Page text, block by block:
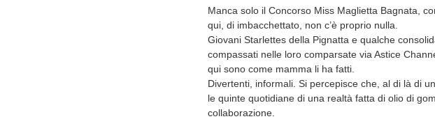
Manca solo il Concorso Miss Maglietta Bagnata,
qui, di imbacchettato, non c’è proprio nulla.
Giovani Starlettes della Pignatta e qualche
compassati nelle loro comparsate via Astice
qui sono come mamma li ha fatti.
Divertenti, informali. Si percepisce che, al di là di
le quinte quotidiane di una realtà fatta di olio di
collaborazione.